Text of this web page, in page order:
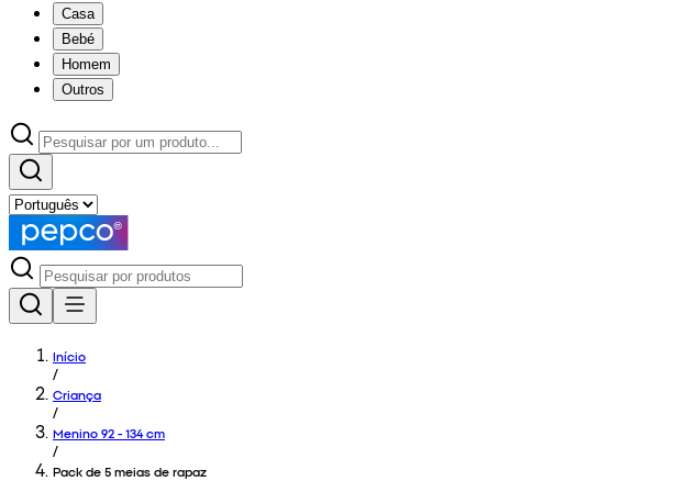
Casa
Bebé
Homem
Outros
Início
/
Criança
/
Menino 92 - 134 cm
/
Pack de 5 meias de rapaz